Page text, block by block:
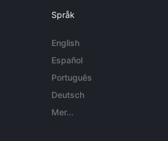
Språk
English
Español
Português
Deutsch
Mer...